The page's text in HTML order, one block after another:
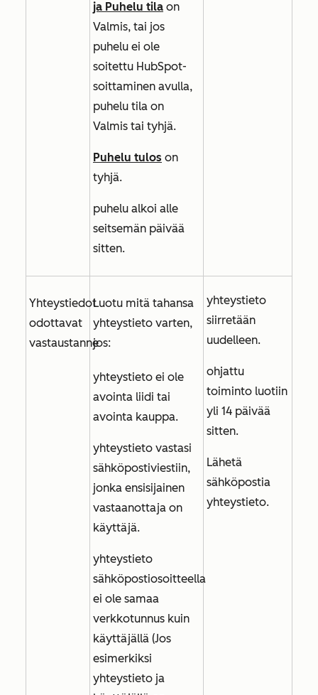
ja Puhelu tila on
Valmis, tai jos
puhelu ei ole
soitettu HubSpot-
soittaminen avulla,
puhelu tila on
Valmis tai tyhjä.
Puhelu tulos on
tyhjä.
puhelu alkoi alle
seitsemän päivää
sitten.
Yhteystiedot
odottavat
vastaustanne
Luotu mitä tahansa
yhteystieto varten,
jos:
yhteystieto ei ole
avointa liidi tai
avointa kauppa.
yhteystieto vastasi
sähköpostiviestiin,
jonka ensisijainen
vastaanottaja on
käyttäjä.
yhteystieto
sähköpostiosoitteella
ei ole samaa
verkkotunnus kuin
käyttäjällä (Jos
esimerkiksi
yhteystieto ja
yhteystieto
siirretään
uudelleen.
ohjattu
toiminto luotiin
yli 14 päivää
sitten.
Lähetä
sähköpostia
yhteystieto.